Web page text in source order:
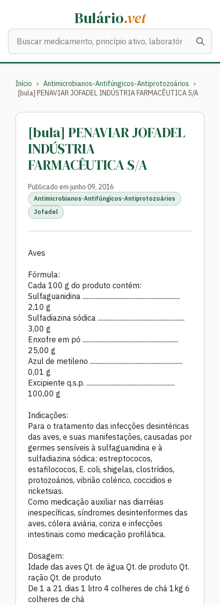
Bulário.vet
Início › Antimicrobianos-Antifúngicos-Antiprotozoários
›
[bula] PENAVIAR JOFADEL INDÚSTRIA FARMACÊUTICA S/A
[bula] PENAVIAR JOFADEL
INDÚSTRIA
FARMACÊUTICA S/A
Publicado em junho 09, 2016
Antimicrobianos-Antifúngicos-Antiprotozoários
Jofadel
Aves
Fórmula:
Cada 100 g do produto contém:
Sulfaguanidina ..................................................................
2,10 g
Sulfadiazina sódica ...........................................................
3,00 g
Enxofre em pó .................................................................
25,00 g
Azul de metileno ...............................................................
0,01 g
Excipiente q.s.p. ............................................................
100,00 g
Indicações:
Para o tratamento das infecções desintéricas
das aves, e suas manifestações, causadas por
germes sensíveis à sulfaguanidina e à
sulfadiazina sódica: estreptococos,
estafilococos, E. coli, shigelas, clostrídios,
protozoários, vibrião colérico, coccidios e
ricketsias.
Como medicação auxiliar nas diarréias
inespecíficas, síndromes desinteriformes das
aves, cólera aviária, coriza e infecções
intestinais como medicação profilática.
Dosagem:
Idade das aves Qt. de água Qt. de produto Qt.
ração Qt. de produto
De 1 a 21 dias 1 litro 4 colheres de chá 1kg 6
colheres de chá